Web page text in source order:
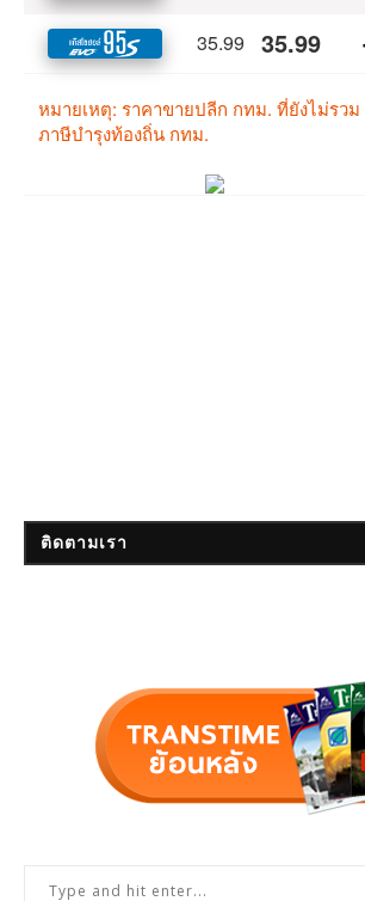
ติดตามเรา